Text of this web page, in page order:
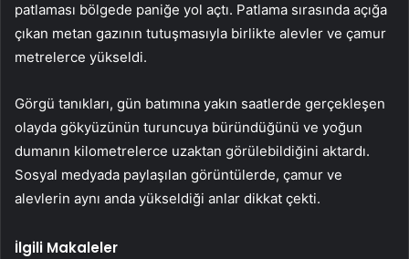
patlaması bölgede paniğe yol açtı. Patlama sırasında açığa
çıkan metan gazının tutuşmasıyla birlikte alevler ve çamur
metrelerce yükseldi.
Görgü tanıkları, gün batımına yakın saatlerde gerçekleşen
olayda gökyüzünün turuncuya büründüğünü ve yoğun
dumanın kilometrelerce uzaktan görülebildiğini aktardı.
Sosyal medyada paylaşılan görüntülerde, çamur ve
alevlerin aynı anda yükseldiği anlar dikkat çekti.
İlgili Makaleler